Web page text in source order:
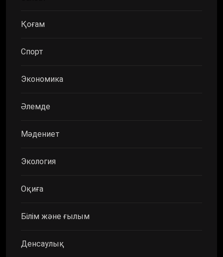
Қоғам
Спорт
Экономика
Әлемде
Мәдениет
Экология
Оқиға
Білім және ғылым
Денсаулық